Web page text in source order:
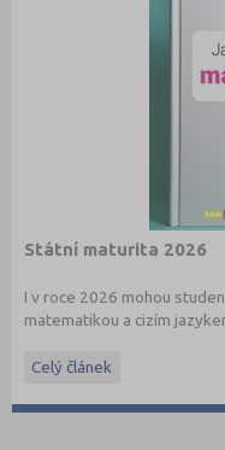
Státní maturita 2026
I v roce 2026 mohou
matematikou a cizím
informacemi.
Celý článek